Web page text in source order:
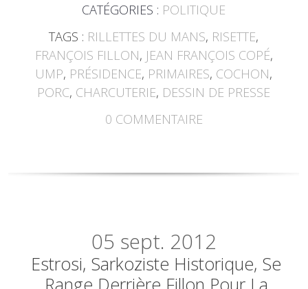
CATÉGORIES : POLITIQUE
TAGS : RILLETTES DU MANS, RISETTE,
FRANÇOIS FILLON, JEAN FRANÇOIS COPÉ,
UMP, PRÉSIDENCE, PRIMAIRES, COCHON,
PORC, CHARCUTERIE, DESSIN DE PRESSE
0 COMMENTAIRE
05 sept. 2012
Estrosi, Sarkoziste Historique, Se
Range Derrière Fillon Pour La